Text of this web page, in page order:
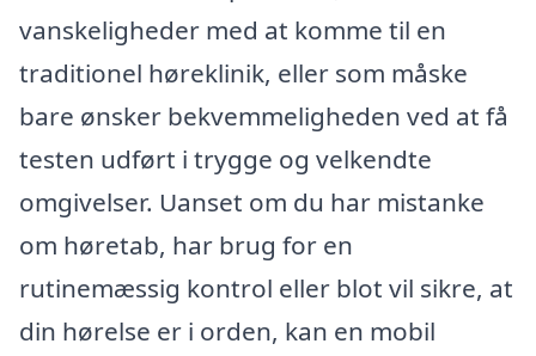
vanskeligheder med at komme til en
traditionel høreklinik, eller som måske
bare ønsker bekvemmeligheden ved at få
testen udført i trygge og velkendte
omgivelser. Uanset om du har mistanke
om høretab, har brug for en
rutinemæssig kontrol eller blot vil sikre, at
din hørelse er i orden, kan en mobil